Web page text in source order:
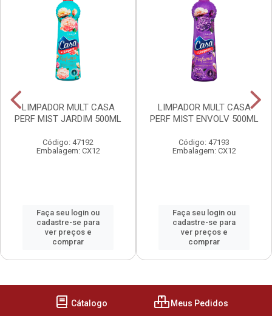
LIMPADOR MULT CASA
PERF MIST JARDIM 500ML
Código: 47192
Embalagem: CX12
Faça seu login ou
cadastre-se para
ver preços e
comprar
LIMPADOR MULT CASA
PERF MIST ENVOLV 500ML
Código: 47193
Embalagem: CX12
Faça seu login ou
cadastre-se para
ver preços e
comprar
Cátalogo Meus Pedidos